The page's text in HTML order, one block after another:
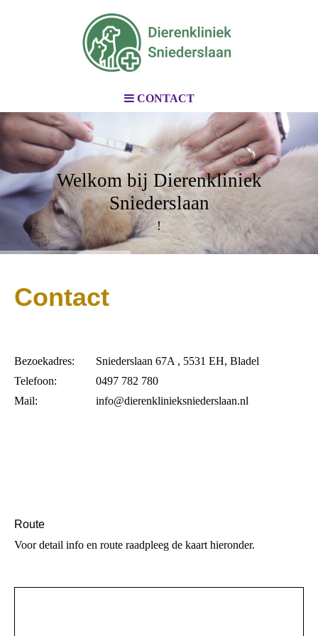
CONTACT
Welkom bij Dierenkliniek
Sniederslaan
!
Contact
Bezoekadres:
Sniederslaan 67A , 5531 EH, Bladel
Telefoon:
0497 782 780
Mail:
info@dierenklinieksniederslaan.nl
Route
Voor detail info en route raadpleeg de kaart hieronder.